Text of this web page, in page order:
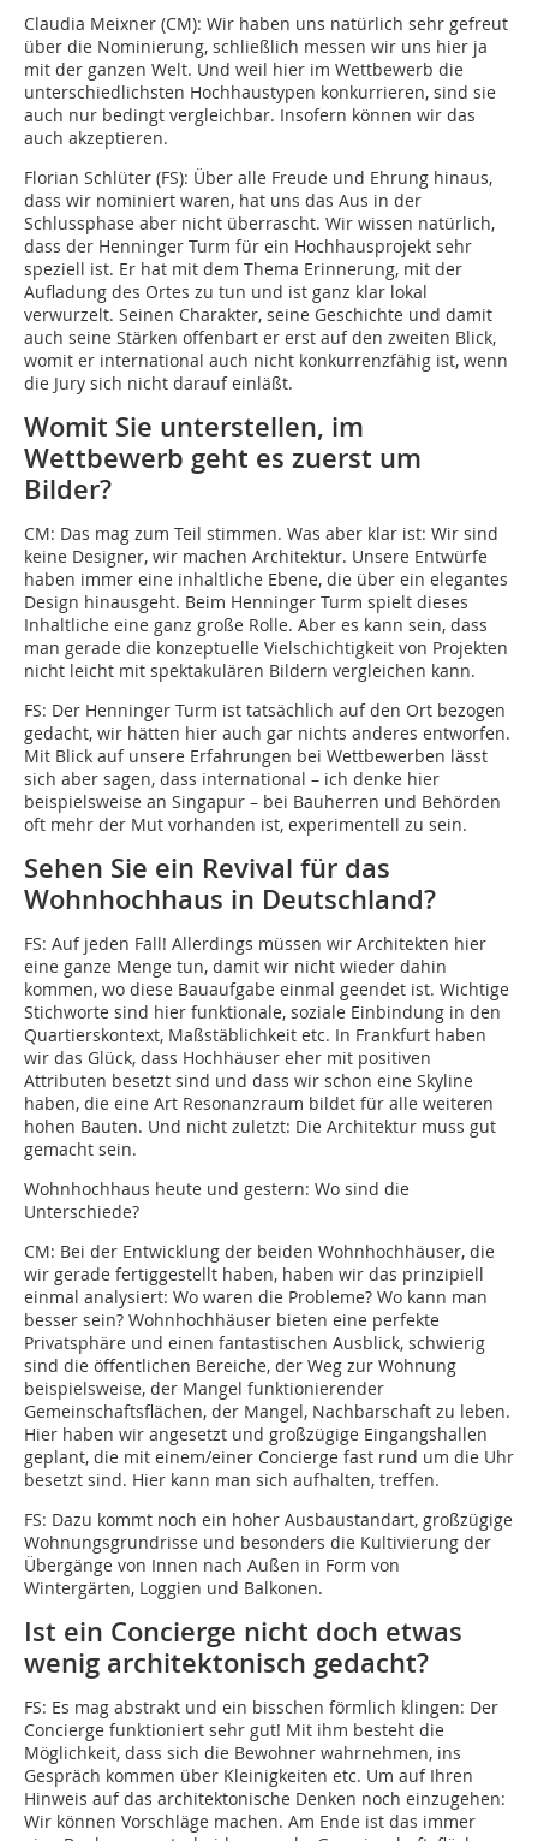
Claudia Meixner (CM): Wir haben uns natürlich sehr gefreut
über die Nominierung, schließlich messen wir uns hier ja
mit der ganzen Welt. Und weil hier im Wettbewerb die
unterschiedlichsten Hochhaustypen konkurrieren, sind sie
auch nur bedingt vergleichbar. Insofern können wir das
auch akzeptieren.
Florian Schlüter (FS): Über alle Freude und Ehrung hinaus,
dass wir nominiert waren, hat uns das Aus in der
Schlussphase aber nicht überrascht. Wir wissen natürlich,
dass der Henninger Turm für ein Hochhausprojekt sehr
speziell ist. Er hat mit dem Thema Erinnerung, mit der
Aufladung des Ortes zu tun und ist ganz klar lokal
verwurzelt. Seinen Charakter, seine Geschichte und damit
auch seine Stärken offenbart er erst auf den zweiten Blick,
womit er international auch nicht konkurrenzfähig ist, wenn
die Jury sich nicht darauf einläßt.
Womit Sie unterstellen, im
Wettbewerb geht es zuerst um
Bilder?
CM: Das mag zum Teil stimmen. Was aber klar ist: Wir sind
keine Designer, wir machen Architektur. Unsere Entwürfe
haben immer eine inhaltliche Ebene, die über ein elegantes
Design hinausgeht. Beim Henninger Turm spielt dieses
Inhaltliche eine ganz große Rolle. Aber es kann sein, dass
man gerade die konzeptuelle Vielschichtigkeit von Projekten
nicht leicht mit spektakulären Bildern vergleichen kann.
FS: Der Henninger Turm ist tatsächlich auf den Ort bezogen
gedacht, wir hätten hier auch gar nichts anderes entworfen.
Mit Blick auf unsere Erfahrungen bei Wettbewerben lässt
sich aber sagen, dass international – ich denke hier
beispielsweise an Singapur – bei Bauherren und Behörden
oft mehr der Mut vorhanden ist, experimentell zu sein.
Sehen Sie ein Revival für das
Wohnhochhaus in Deutschland?
FS: Auf jeden Fall! Allerdings müssen wir Architekten hier
eine ganze Menge tun, damit wir nicht wieder dahin
kommen, wo diese Bauaufgabe einmal geendet ist. Wichtige
Stichworte sind hier funktionale, soziale Einbindung in den
Quartierskontext, Maßstäblichkeit etc. In Frankfurt haben
wir das Glück, dass Hochhäuser eher mit positiven
Attributen besetzt sind und dass wir schon eine Skyline
haben, die eine Art Resonanzraum bildet für alle weiteren
hohen Bauten. Und nicht zuletzt: Die Architektur muss gut
gemacht sein.
Wohnhochhaus heute und gestern: Wo sind die
Unterschiede?
CM: Bei der Entwicklung der beiden Wohnhochhäuser, die
wir gerade fertiggestellt haben, haben wir das prinzipiell
einmal analysiert: Wo waren die Probleme? Wo kann man
besser sein? Wohnhochhäuser bieten eine perfekte
Privatsphäre und einen fantastischen Ausblick, schwierig
sind die öffentlichen Bereiche, der Weg zur Wohnung
beispielsweise, der Mangel funktionierender
Gemeinschaftsflächen, der Mangel, Nachbarschaft zu leben.
Hier haben wir angesetzt und großzügige Eingangshallen
geplant, die mit einem/einer Concierge fast rund um die Uhr
besetzt sind. Hier kann man sich aufhalten, treffen.
FS: Dazu kommt noch ein hoher Ausbaustandart, großzügige
Wohnungsgrundrisse und besonders die Kultivierung der
Übergänge von Innen nach Außen in Form von
Wintergärten, Loggien und Balkonen.
Ist ein Concierge nicht doch etwas
wenig architektonisch gedacht?
FS: Es mag abstrakt und ein bisschen förmlich klingen: Der
Concierge funktioniert sehr gut! Mit ihm besteht die
Möglichkeit, dass sich die Bewohner wahrnehmen, ins
Gespräch kommen über Kleinigkeiten etc. Um auf Ihren
Hinweis auf das architektonische Denken noch einzugehen:
Wir können Vorschläge machen. Am Ende ist das immer